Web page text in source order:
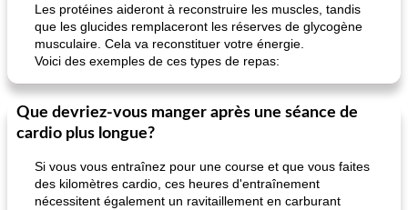
Les protéines aideront à reconstruire les muscles, tandis
que les glucides remplaceront les réserves de glycogène
musculaire. Cela va reconstituer votre énergie.
Voici des exemples de ces types de repas:
Que devriez-vous manger après une séance de
cardio plus longue?
Si vous vous entraînez pour une course et que vous faites
des kilomètres cardio, ces heures d'entraînement
nécessitent également un ravitaillement en carburant